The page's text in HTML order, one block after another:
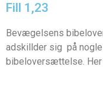
Fill 1,23
Bevægelsens
adskillder sig på
bibeloversættelse. Her